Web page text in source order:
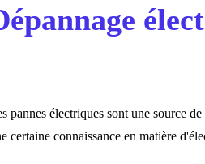
pannes électriques sont une source
certaine connaissance en matière